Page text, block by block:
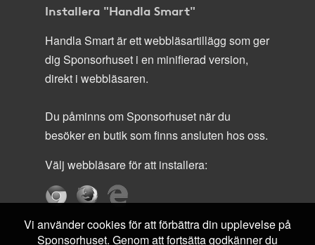
Installera "Handla Smart"
Handla Smart är ett webbläsartillägg som ger
dig Sponsorhuset i en minifierad version,
direkt i webbläsaren.
Du påminns om Sponsorhuset när du
besöker en butik som finns ansluten hos oss.
Välj webbläsare för att installera:
Vi använder cookies för att förbättra din upplevelse på
Sponsorhuset. Genom att fortsätta godkänner du